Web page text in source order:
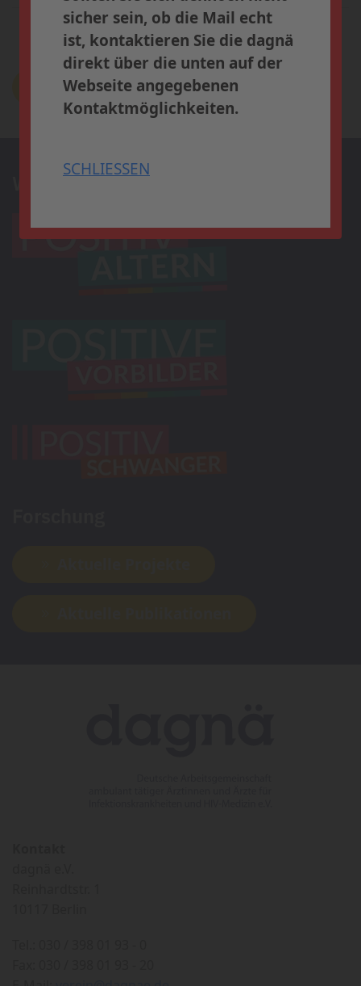
Zurück Weiter
Zur Newsübersicht
Wir präsentieren
Informationen und
Anmeldung
SCHLIESSEN
sicher sein, ob die Mail echt
ist, kontaktieren Sie die dagnä
direkt über die unten auf der
Webseite angegebenen
Kontaktmöglichkeiten.
SCHLIESSEN